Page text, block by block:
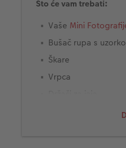
Što će vam trebati:
Vaše Mini
Bušač rupa s
Škare
Vrpca
Oslikana uskrsna jaja